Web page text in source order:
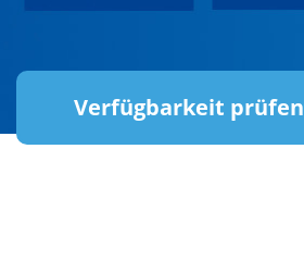
Verfügbarkeit prüfen